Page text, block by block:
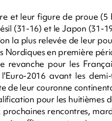
et leur figure de proue
(31-16) et le Japon (31-
la plus relevée de leur
Nordiques en première
revanche pour les
2016 avant les
de leur couronne
pour les huitièmes
prochaines rencontres,